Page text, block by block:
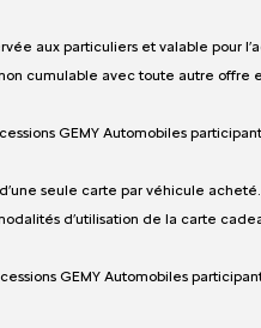
aux particuliers et valable pour
cumulable avec toute autre offre
GEMY Automobiles
seule carte par véhicule
d’utilisation de la carte
GEMY Automobiles